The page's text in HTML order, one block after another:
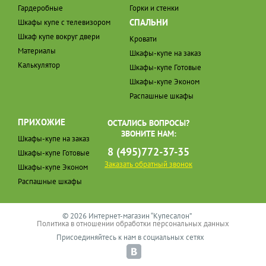
Гардеробные
Шкафы купе с телевизором
Шкаф купе вокруг двери
Материалы
Калькулятор
Горки и стенки
СПАЛЬНИ
Кровати
Шкафы-купе на заказ
Шкафы-купе Готовые
Шкафы-купе Эконом
Распашные шкафы
ПРИХОЖИЕ
Шкафы-купе на заказ
Шкафы-купе Готовые
Шкафы-купе Эконом
Распашные шкафы
ОСТАЛИСЬ ВОПРОСЫ?
ЗВОНИТЕ НАМ:
8 (495)772-37-35
Заказать обратный звонок
© 2026 Интернет-магазин “Купесалон”
Политика в отношении обработки персональных данных
Присоединяйтесь к нам в социальных сетях